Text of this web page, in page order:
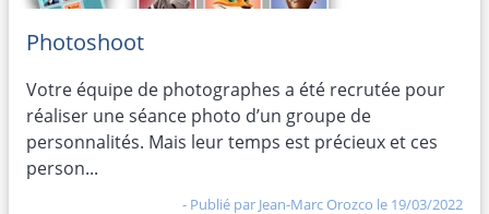
Photoshoot
Votre équipe de photographes a été recrutée pour
réaliser une séance photo d’un groupe de
personnalités. Mais leur temps est précieux et ces
person...
- Publié par Jean-Marc Orozco le 19/03/2022